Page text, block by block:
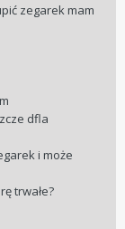
zegarek mam
dfla
i może
trwałe?